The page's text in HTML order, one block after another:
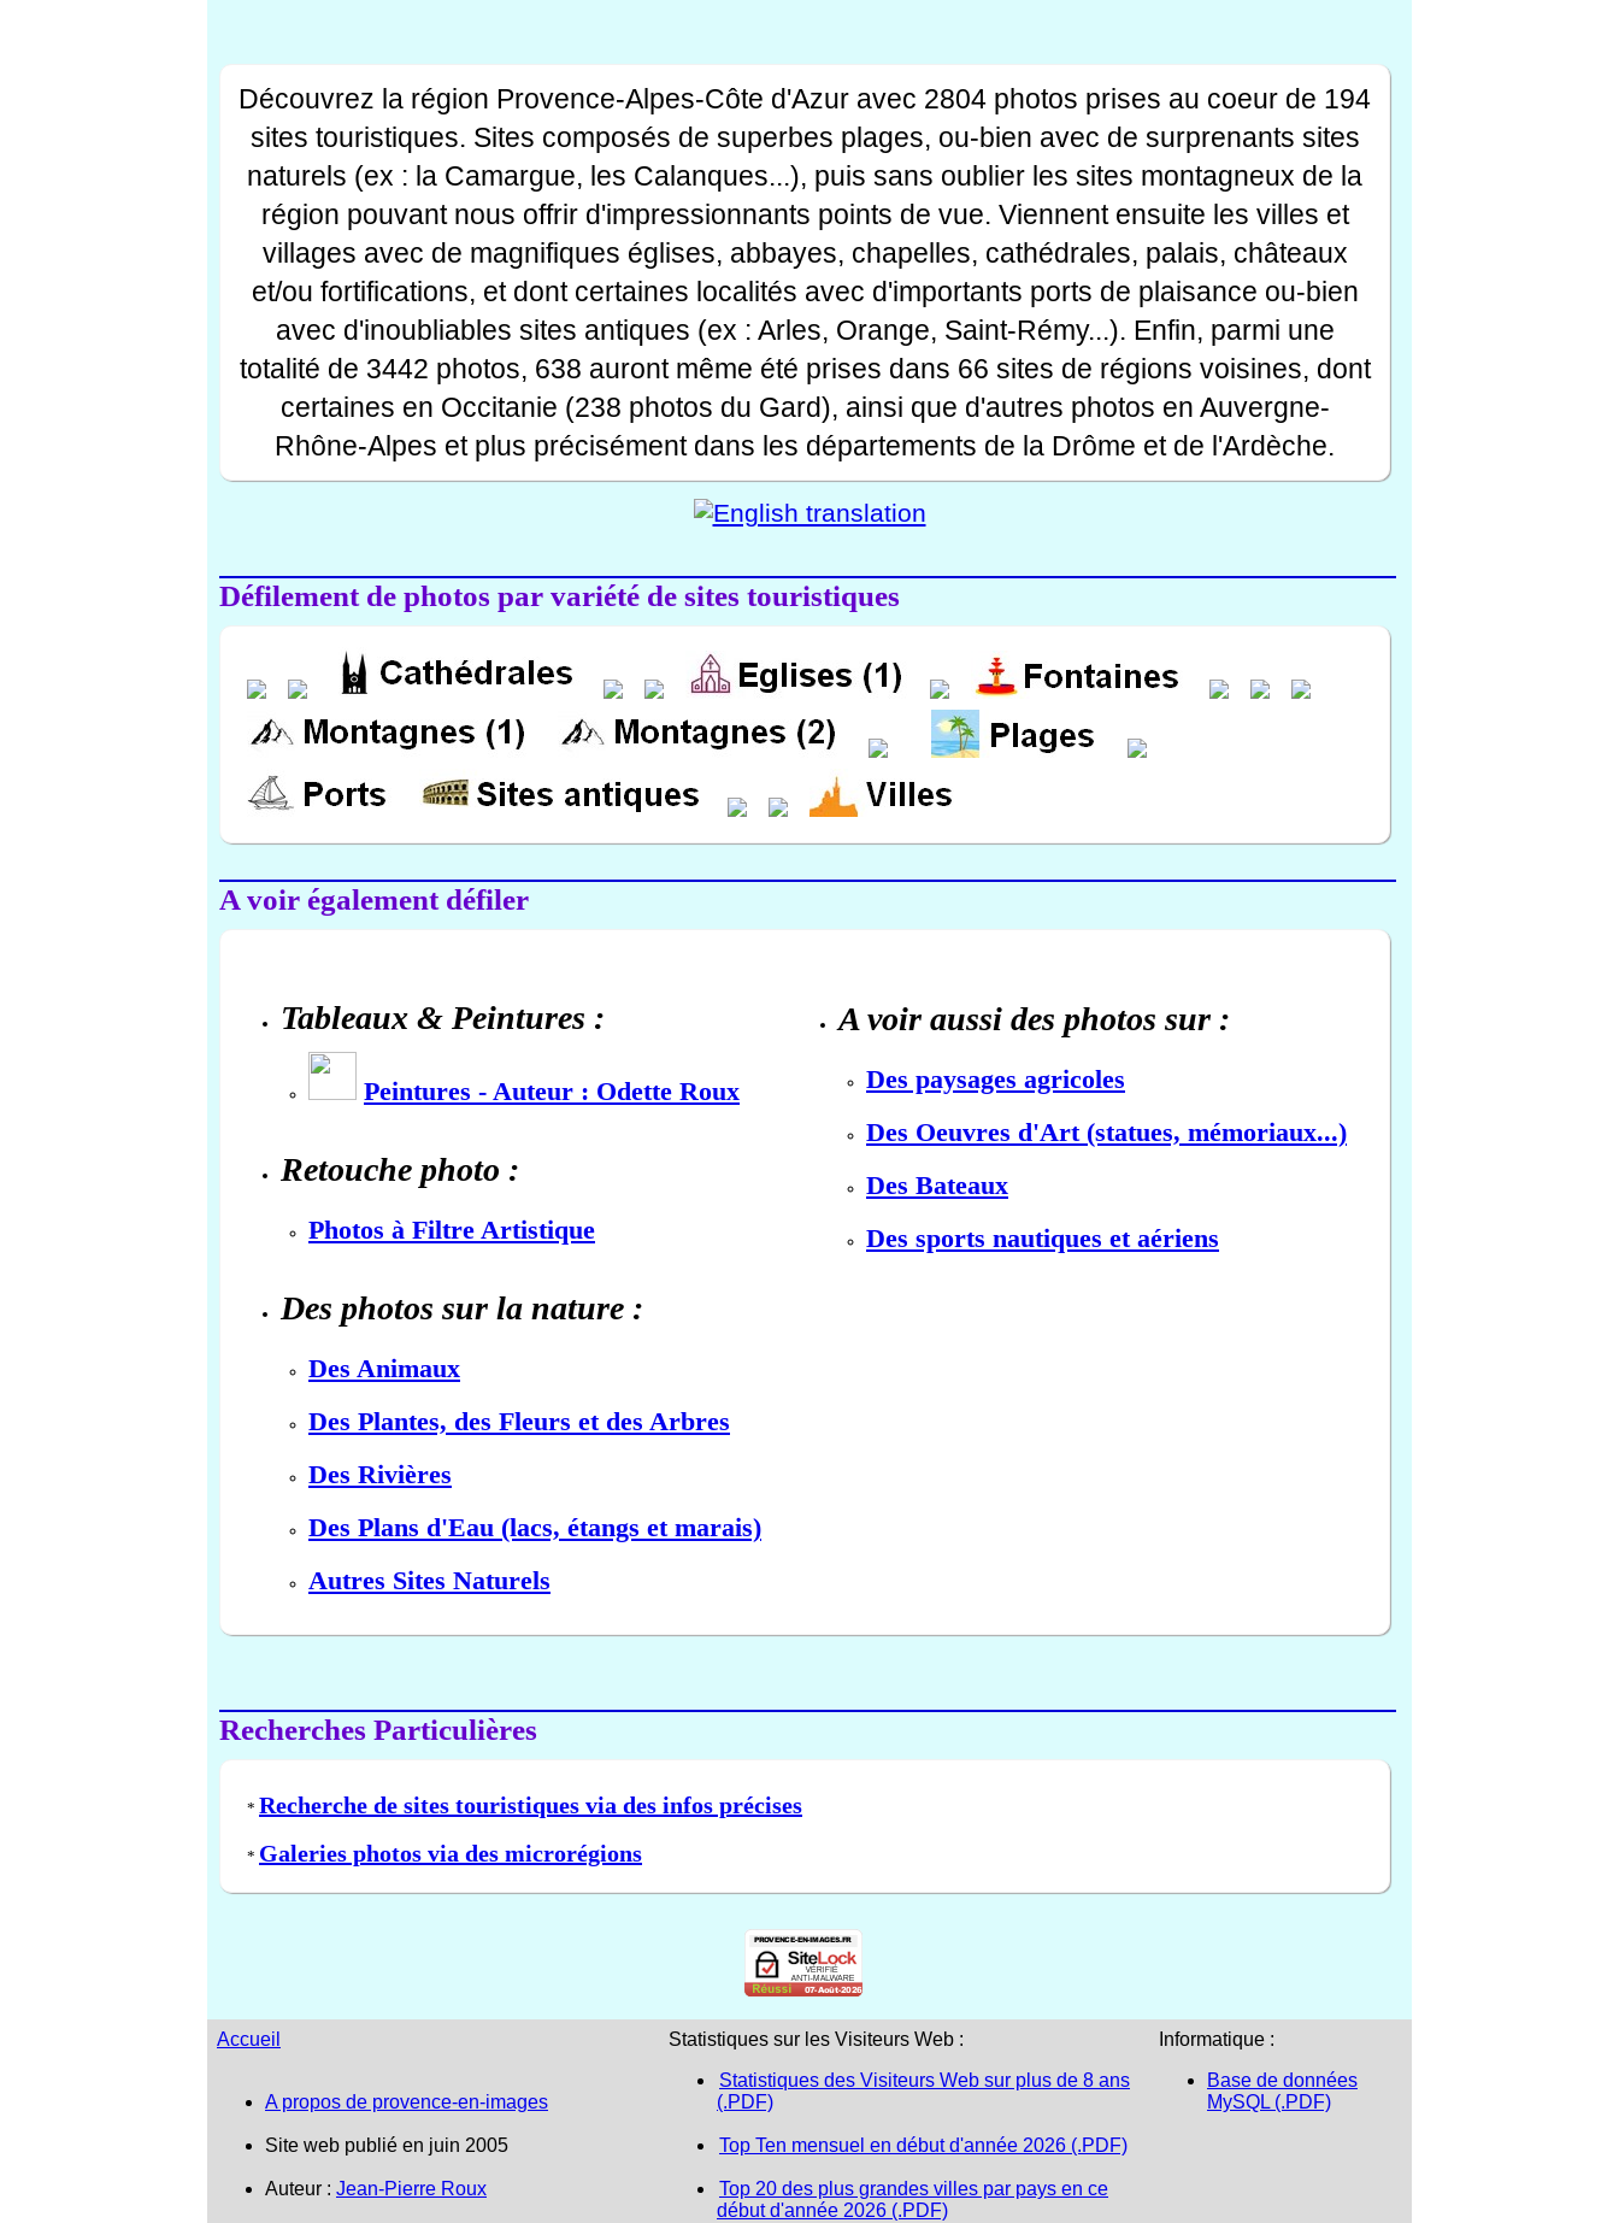
Découvrez la région Provence-Alpes-Côte d'Azur avec 2804 photos prises au coeur de 194
sites touristiques. Sites composés de superbes plages, ou-bien avec de surprenants sites
naturels (ex : la Camargue, les Calanques...), puis sans oublier les sites montagneux de la
région pouvant nous offrir d'impressionnants points de vue. Viennent ensuite les villes et
villages avec de magnifiques églises, abbayes, chapelles, cathédrales, palais, châteaux
et/ou fortifications, et dont certaines localités avec d'importants ports de plaisance ou-bien
avec d'inoubliables sites antiques (ex : Arles, Orange, Saint-Rémy...). Enfin, parmi une
totalité de 3442 photos, 638 auront même été prises dans 66 sites de régions voisines, dont
certaines en Occitanie (238 photos du Gard), ainsi que d'autres photos en Auvergne-
Rhône-Alpes et plus précisément dans les départements de la Drôme et de l'Ardèche.
Défilement de photos par variété de sites touristiques
A voir également défiler
Tableaux & Peintures :
Peintures - Auteur : Odette Roux
Retouche photo :
Photos à Filtre Artistique
Des photos sur la nature :
Des Animaux
Des Plantes, des Fleurs et des Arbres
Des Rivières
Des Plans d'Eau (lacs, étangs et marais)
Autres Sites Naturels
A voir aussi des photos sur :
Des paysages agricoles
Des Oeuvres d'Art (statues, mémoriaux...)
Des Bateaux
Des sports nautiques et aériens
Recherches Particulières
* Recherche de sites touristiques via des infos précises
* Galeries photos via des microrégions
Accueil
A propos de provence-en-images
Site web publié en juin 2005
Auteur : Jean-Pierre Roux
Statistiques sur les Visiteurs Web :
Statistiques des Visiteurs Web sur plus de 8 ans
(.PDF)
Top Ten mensuel en début d'année 2026 (.PDF)
Top 20 des plus grandes villes par pays en ce
début d'année 2026 (.PDF)
Informatique :
Base de données
MySQL (.PDF)